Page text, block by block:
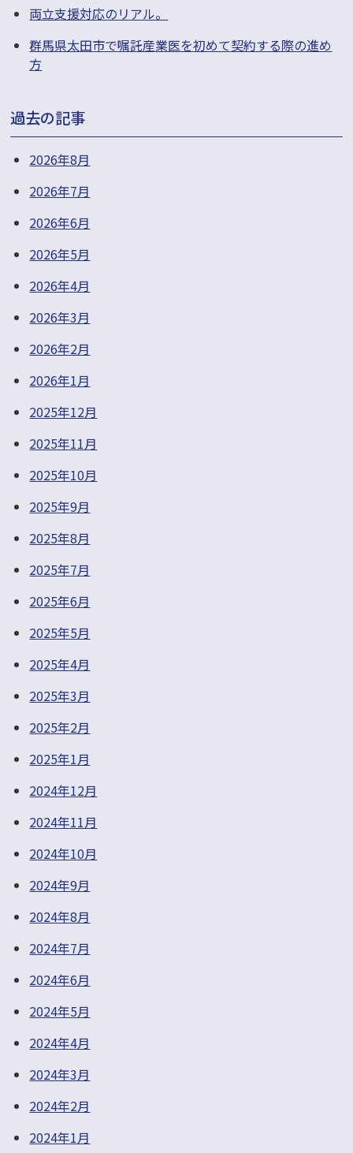
両立支援対応のリアル。
群馬県太田市で嘱託産業医を初めて契約する際の進め
方
過去の記事
2026年8月
2026年7月
2026年6月
2026年5月
2026年4月
2026年3月
2026年2月
2026年1月
2025年12月
2025年11月
2025年10月
2025年9月
2025年8月
2025年7月
2025年6月
2025年5月
2025年4月
2025年3月
2025年2月
2025年1月
2024年12月
2024年11月
2024年10月
2024年9月
2024年8月
2024年7月
2024年6月
2024年5月
2024年4月
2024年3月
2024年2月
2024年1月